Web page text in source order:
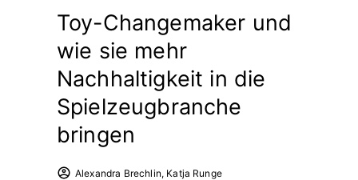
Toy-Changemaker und
wie sie mehr
Nachhaltigkeit in die
Spielzeugbranche
bringen
Alexandra Brechlin, Katja Runge